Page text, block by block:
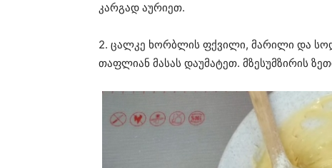
კარგად აურიეთ.
2. ცალკე ხორბლის ფქვილი, მარილი და
თაფლიან მასას დაუმატეთ. მზესუმზირის